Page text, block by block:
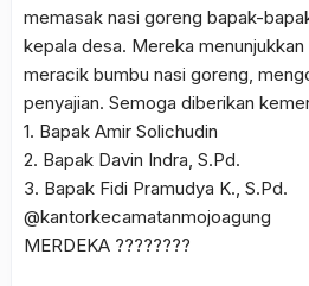
memasak nasi goreng bapak-
kepala desa. Mereka menunjukkan
meracik bumbu nasi goreng,
penyajian. Semoga diberikan
1. Bapak Amir Solichudin
2. Bapak Davin Indra, S.Pd.
3. Bapak Fidi Pramudya K., S.Pd.
@kantorkecamatanmojoagung
MERDEKA ????????